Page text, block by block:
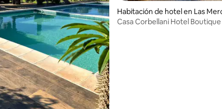
Habitación de hotel en Las
Casa Corbellani Hotel Boutique